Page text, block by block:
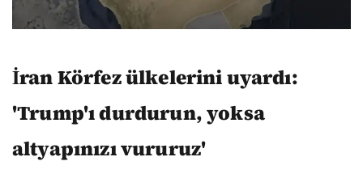
İran Körfez ülkelerini uyardı:
'Trump'ı durdurun, yoksa
altyapınızı vururuz'